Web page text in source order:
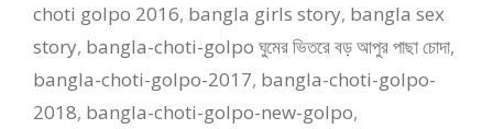
choti golpo 2016, bangla girls story, bangla sex
story, bangla-choti-golpo ঘুমের ভিতরে বড় আপুর পাছা চোদা,
bangla-choti-golpo-2017, bangla-choti-golpo-
2018, bangla-choti-golpo-new-golpo,